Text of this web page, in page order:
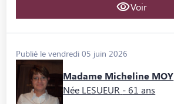
Voir
Publié le vendredi 05 juin 2026
Madame Micheline MOY
Née LESUEUR - 61 ans